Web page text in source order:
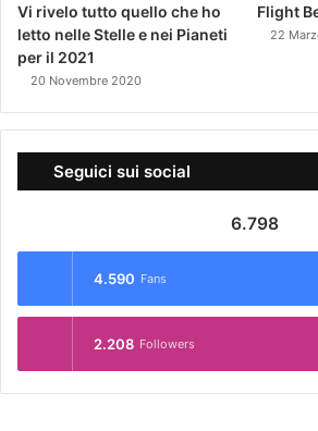
Vi rivelo tutto quello che ho
letto nelle Stelle e nei Pianeti
per il 2021
20 Novembre 2020
Flight
22
Seguici sui social
6.798
4.590 Fans
2.208 Followers